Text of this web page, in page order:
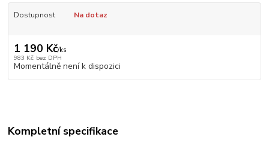
Dostupnost Na dotaz
1 190 Kč/ks
983 Kč bez DPH
Momentálně není k dispozici
Kompletní specifikace